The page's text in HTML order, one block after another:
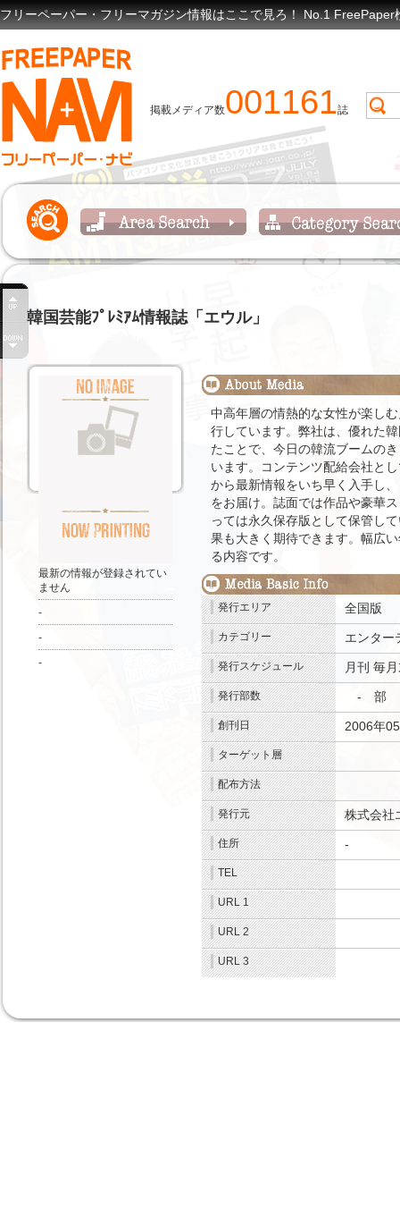
フリーペーパー・フリーマガジン情報はここで見ろ！ No.1
掲載メディア数001161誌
韓国芸能ﾌﾟﾚﾐｱﾑ情報誌「エウル」
最新の情報が登録されてい
ません
-
-
-
中高年層の情熱的な女性が楽し
行しています。弊社は、優れた
たことで、今日の韓流ブームの
います。コンテンツ配給会社と
から最新情報をいち早く入手し
をお届け。誌面では作品や豪華
っては永久保存版として保管し
果も大きく期待できます。幅広
る内容です。
発行エリア 全国版
カテゴリー エンター
発行スケジュール 月刊 毎
発行部数 - 部
創刊日 2006年
ターゲット層
配布方法
発行元 株式会社
住所 -
TEL
URL 1
URL 2
URL 3